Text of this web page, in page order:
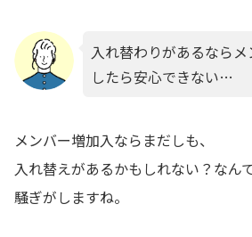
入れ替わりがあるなら
したら安心できない…
メンバー増加入ならまだしも、
入れ替えがあるかもしれない？なん
騒ぎがしますね。